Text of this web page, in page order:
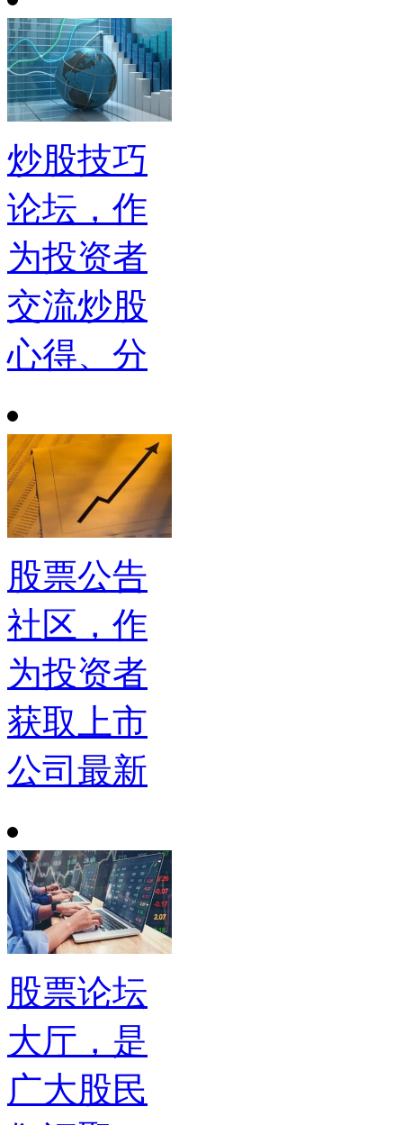
炒股技巧
论坛，作
为投资者
交流炒股
心得、分
股票公告
社区，作
为投资者
获取上市
公司最新
股票论坛
大厅，是
广大股民